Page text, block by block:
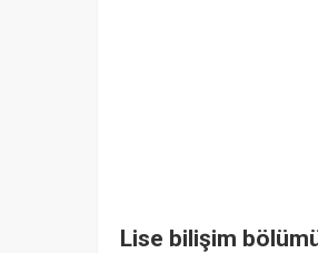
Lise bilişim